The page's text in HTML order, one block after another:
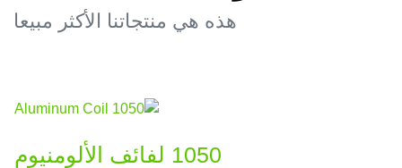
هذه هي منتجاتنا الأكثر مبيعا
1050 لفائف الألومنيوم